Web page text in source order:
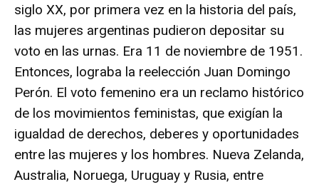
siglo XX, por primera vez en la historia del país,
las mujeres argentinas pudieron depositar su
voto en las urnas. Era 11 de noviembre de 1951.
Entonces, lograba la reelección Juan Domingo
Perón. El voto femenino era un reclamo histórico
de los movimientos feministas, que exigían la
igualdad de derechos, deberes y oportunidades
entre las mujeres y los hombres. Nueva Zelanda,
Australia, Noruega, Uruguay y Rusia, entre